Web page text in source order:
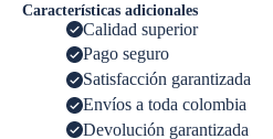
Características adicionales
Calidad superior
Pago seguro
Satisfacción garantizada
Envíos a toda colombia
Devolución garantizada